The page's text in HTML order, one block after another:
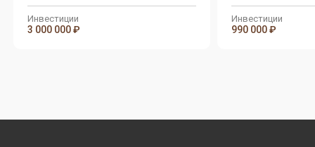
Инвестиции
3 000 000 ₽
месяц
Инвестиции
990 000 ₽